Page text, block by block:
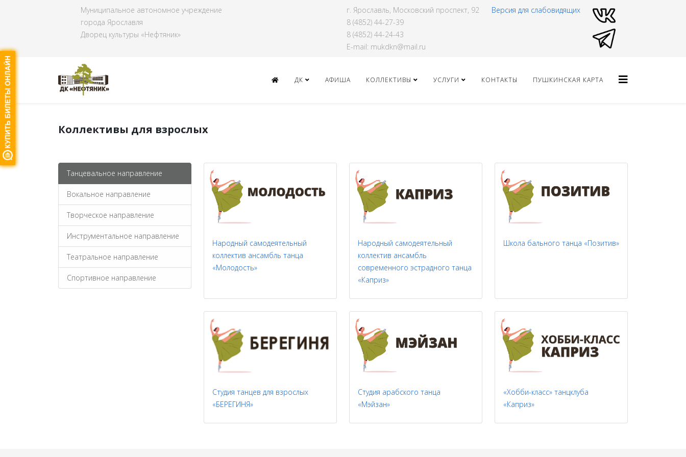
Муниципальное автономное учреждение
города Ярославля
Дворец культуры «Нефтяник»
г. Ярославль, Московский проспект, 92
8 (4852) 44-27-39
8 (4852) 44-24-43
E-mail: mukdkn@mail.ru
Версия для слабовидящих
ДК АФИША КОЛЛЕКТИВЫ УСЛУГИ КОНТАКТЫ ПУШКИНСКАЯ КАРТА
Коллективы для взрослых
Танцевальное направление
Вокальное направление
Творческое направление
Инструментальное направление
Театральное направление
Спортивное направление
Народный самодеятельный
коллектив ансамбль танца
«Молодость»
Народный самодеятельный
коллектив ансамбль
современного эстрадного танца
«Каприз»
Школа бального танца «Позитив»
Студия танцев для взрослых
«БЕРЕГИНЯ»
Студия арабского танца
«Мэйзан»
«Хобби-класс» танцклуба
«Каприз»